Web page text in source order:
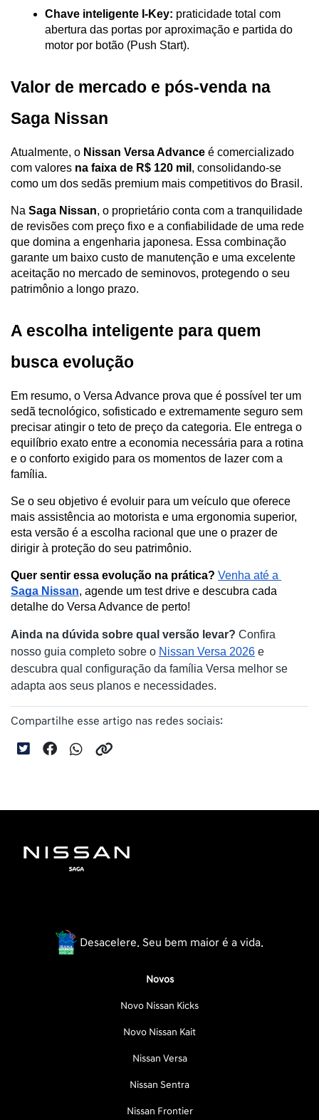
Chave inteligente I-Key: praticidade total com
abertura das portas por aproximação e partida do
motor por botão (Push Start).
Valor de mercado e pós-venda na
Saga Nissan
Atualmente, o Nissan Versa Advance é comercializado
com valores na faixa de R$ 120 mil , consolidando-se
como um dos sedãs premium mais competitivos do Brasil.
Na Saga Nissan, o proprietário conta com a tranquilidade
de revisões com preço fixo e a confiabilidade de uma rede
que domina a engenharia japonesa. Essa combinação
garante um baixo custo de manutenção e uma excelente
aceitação no mercado de seminovos, protegendo o seu
patrimônio a longo prazo.
A escolha inteligente para quem
busca evolução
Em resumo, o Versa Advance prova que é possível ter um
sedã tecnológico, sofisticado e extremamente seguro sem
precisar atingir o teto de preço da categoria. Ele entrega o
equilíbrio exato entre a economia necessária para a rotina
e o conforto exigido para os momentos de lazer com a
família.
Se o seu objetivo é evoluir para um veículo que oferece
mais assistência ao motorista e uma ergonomia superior,
esta versão é a escolha racional que une o prazer de
dirigir à proteção do seu patrimônio.
Quer sentir essa evolução na prática?
Saga Nissan, agende um test drive e descubra cada
detalhe do Versa Advance de perto!
Ainda na dúvida sobre qual versão levar? Confira
nosso guia completo sobre o Nissan Versa 2026 e
descubra qual configuração da família Versa melhor se
adapta aos seus planos e necessidades.
Compartilhe esse artigo nas redes sociais:
Desacelere. Seu bem maior é a vida.
Novos
Novo Nissan Kicks
Novo Nissan Kait
Nissan Versa
Nissan Sentra
Nissan Frontier